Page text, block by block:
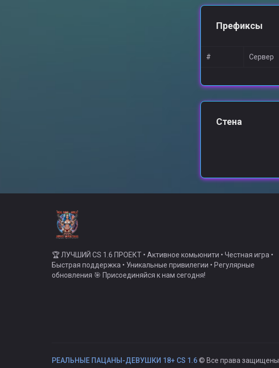
Префиксы
# Сервер
Стена
🏆 ЛУЧШИЙ CS 1.6 ПРОЕКТ • Активное комьюнити • Честная игра •
Быстрая поддержка • Уникальные привилегии • Регулярные
обновления 🎯 Присоединяйся к нам сегодня!
РЕАЛЬНЫЕ ПАЦАНЫ-ДЕВУШКИ 18+ CS 1.6© Все права защищены